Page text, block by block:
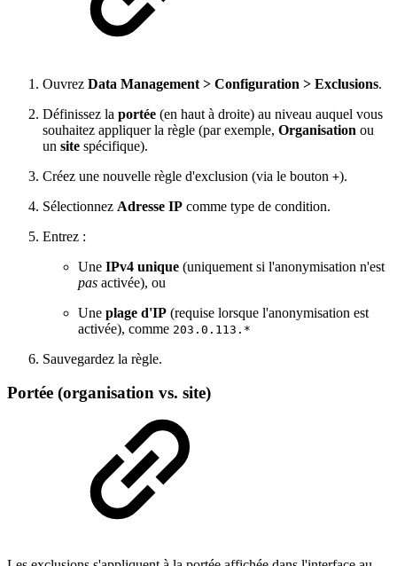
Ouvrez Data Management > Configuration > Exclusions.
Définissez la portée (en haut à droite) au niveau auquel vous
souhaitez appliquer la règle (par exemple, Organisation ou
un site spécifique).
Créez une nouvelle règle d'exclusion (via le bouton +).
Sélectionnez Adresse IP comme type de condition.
Entrez :
Une IPv4 unique (uniquement si l'anonymisation n'est
pas activée), ou
Une plage d'IP (requise lorsque l'anonymisation est
activée), comme 203.0.113.*
Sauvegardez la règle.
Portée (organisation vs. site)